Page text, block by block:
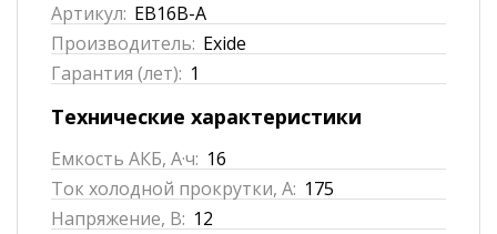
Артикул: EB16B-A
Производитель: Exide
Гарантия (лет): 1
Технические характеристики
Емкость АКБ, А·ч: 16
Ток холодной прокрутки, А: 175
Напряжение, В: 12